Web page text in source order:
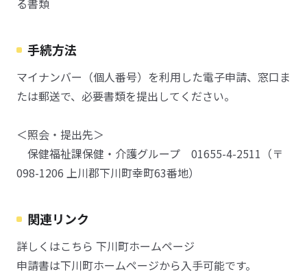
る書類
手続方法
マイナンバー（個人番号）を利用した電子申請、窓口ま
たは郵送で、必要書類を提出してください。
＜照会・提出先＞
保健福祉課保健・介護グループ 01655-4-2511（〒
098-1206 上川郡下川町幸町63番地）
関連リンク
詳しくはこちら 下川町ホームページ
申請書は下川町ホームページから入手可能です。